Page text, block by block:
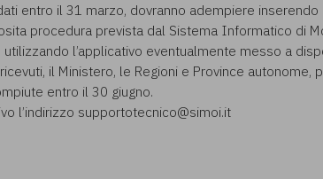
entro il 31 marzo, dovranno adempiere
procedura prevista dal Sistema Informatico di
l’applicativo eventualmente messo a
il Ministero, le Regioni e Province autonome,
entro il 30 giugno.
l’indirizzo supportotecnico@simoi.it